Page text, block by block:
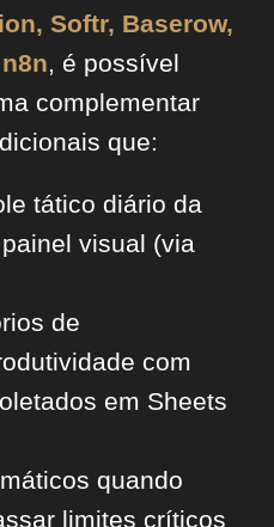
Softr, Baserow,
, é possível
complementar
que:
tático diário da
visual (via
de
com
em Sheets
quando
limites críticos